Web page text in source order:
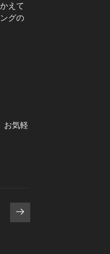
えて
グの
お気軽
次
の